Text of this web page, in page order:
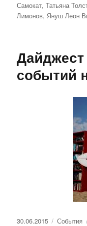
Самокат,Татьяна
Лимонов, Януш Леон
событий
Опубликовано
30.06.2015 Рубрики
События